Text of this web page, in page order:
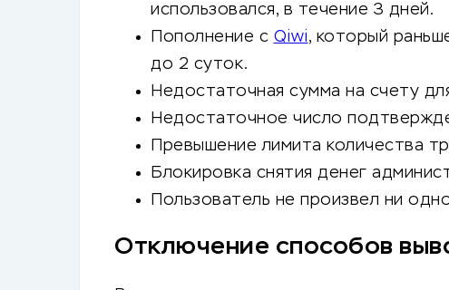
использовался, в течение 3 дней.
Пополнение с Qiwi, который
до 2 суток.
Недостаточная сумма на счету
Недостаточное число
Превышение лимита количества
Блокировка снятия денег
Пользователь не произвел ни
Отключение способов